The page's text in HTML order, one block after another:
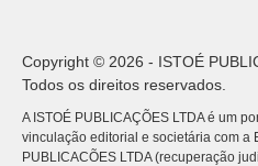
Copyright © 2026 - ISTOÉ
Todos os direitos reservados.
A ISTOÉ PUBLICAÇÕES LTDA é um
vinculação editorial e societária com a
PUBLICACÕES LTDA (recuperação